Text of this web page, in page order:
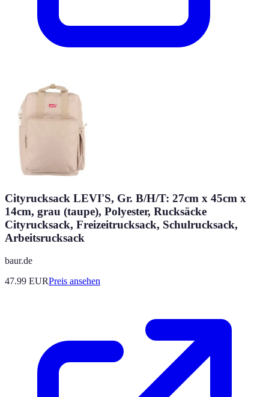
Cityrucksack LEVI'S, Gr. B/H/T: 27cm x 45cm x
14cm, grau (taupe), Polyester, Rucksäcke
Cityrucksack, Freizeitrucksack, Schulrucksack,
Arbeitsrucksack
baur.de
47.99 EURPreis ansehen